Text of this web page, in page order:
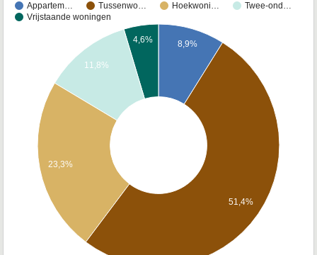
Appartem… Tussenwo… Hoekwoni…
Twee-ond…
Vrijstaande woningen
8,9%
4,6%
11,8%
23,3%
51,4%